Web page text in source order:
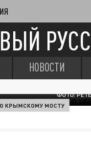
НОВОСТИ
ФОТО:
КРЫМСКОМУ МОСТУ